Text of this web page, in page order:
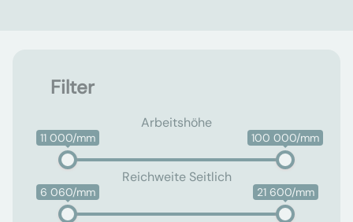
Filter
Arbeitshöhe
11 000/mm 100 000/mm
Reichweite Seitlich
6 060/mm 21 600/mm